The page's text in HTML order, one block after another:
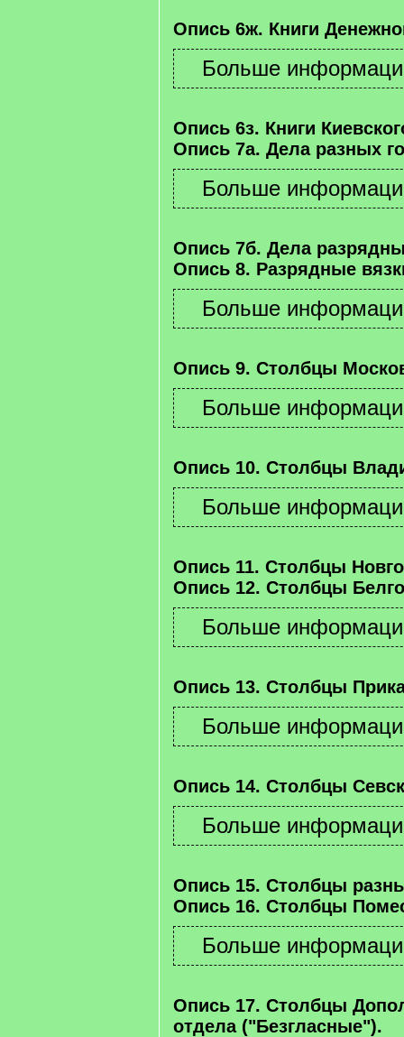
Опись 6ж. Книги
Опись 6з. Книги
Опись 7а. Дела разных
Опись 7б. Дела
Опись 8. Разрядные
Опись 9. Столбцы
Опись 10. Столбцы
Опись 11. Столбцы
Опись 12. Столбцы
Опись 13. Столбцы
Опись 14. Столбцы
Опись 15. Столбцы
Опись 16. Столбцы
Опись 17. Столбцы
отдела ("Безгласные").